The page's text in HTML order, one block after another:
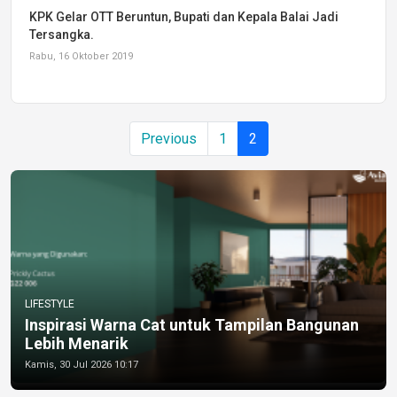
KPK Gelar OTT Beruntun, Bupati dan Kepala Balai Jadi
Tersangka.
Rabu, 16 Oktober 2019
Previous 1 2
LIFESTYLE
Inspirasi Warna Cat untuk Tampilan Bangunan
Lebih Menarik
Kamis, 30 Jul 2026 10:17